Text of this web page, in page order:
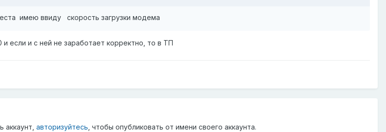
имею ввиду скорость загрузки модема
если и с ней не заработает корректно, то в ТП
аккаунт, авторизуйтесь , чтобы опубликовать от имени своего аккаунта.